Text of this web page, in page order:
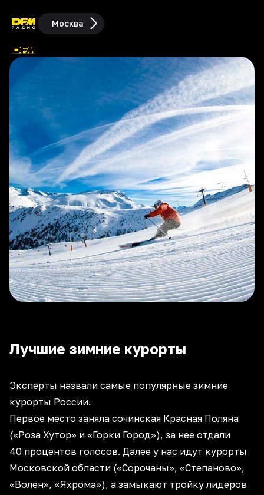
Москва
Лучшие зимние курорты
Эксперты назвали самые популярные зимние
курорты России.
Первое место заняла сочинская Красная Поляна
(«Роза Хутор» и «Горки Город»), за нее отдали
40 процентов голосов. Далее у нас идут курорты
Московской области («Сорочаны», «Степаново»,
«Волен», «Яхрома»), а замыкают тройку лидеров